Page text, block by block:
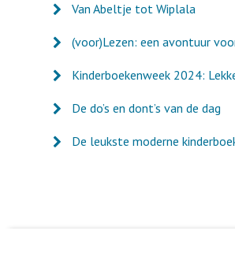
Van Abeltje tot Wiplala
(voor)Lezen: een avontuur
Kinderboekenweek 2024:
De do’s en dont’s van de dag
De leukste moderne